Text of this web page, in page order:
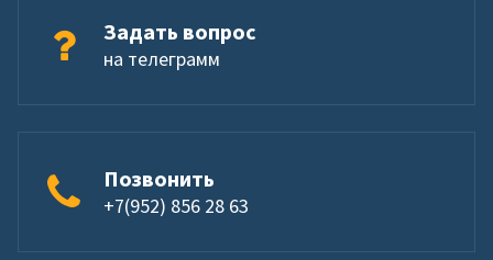
Задать вопрос
на телеграмм
Позвонить
+7(952) 856 28 63